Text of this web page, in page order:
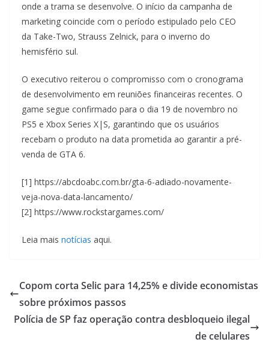
onde a trama se desenvolve. O início da campanha de
marketing coincide com o período estipulado pelo CEO
da Take-Two, Strauss Zelnick, para o inverno do
hemisfério sul.
O executivo reiterou o compromisso com o cronograma
de desenvolvimento em reuniões financeiras recentes. O
game segue confirmado para o dia 19 de novembro no
PS5 e Xbox Series X|S, garantindo que os usuários
recebam o produto na data prometida ao garantir a pré-
venda de GTA 6.
[1] https://abcdoabc.com.br/gta-6-adiado-novamente-
veja-nova-data-lancamento/
[2] https://www.rockstargames.com/
Leia mais notícias aqui.
Copom corta Selic para 14,25% e divide economistas
sobre próximos passos
Polícia de SP faz operação contra desbloqueio ilegal
de celulares